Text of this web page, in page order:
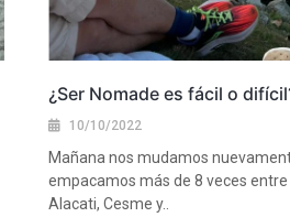
¿Ser Nomade es fácil o
10/10/2022
Mañana nos mudamos
empacamos más de 8 veces
Alacati, Cesme y..